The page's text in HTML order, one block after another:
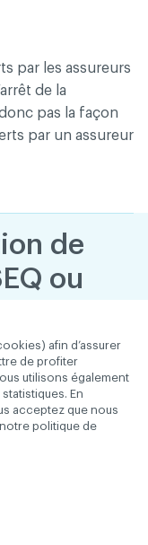
par les assureurs
de la
pas la façon
par un assureur
de
ou
Québec © 2026
afin d’assurer
de profiter
utilisons également
En
acceptez que nous
politique de